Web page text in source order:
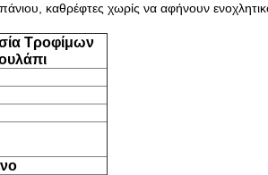
καθρέφτες χωρίς να αφήνουν
Τροφίμων